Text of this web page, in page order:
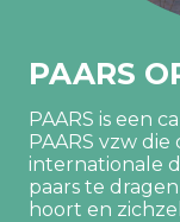
PAARS
PAARS is een
PAARS vzw
internationale
paars te
hoort en